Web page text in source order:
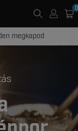
megkapod
0